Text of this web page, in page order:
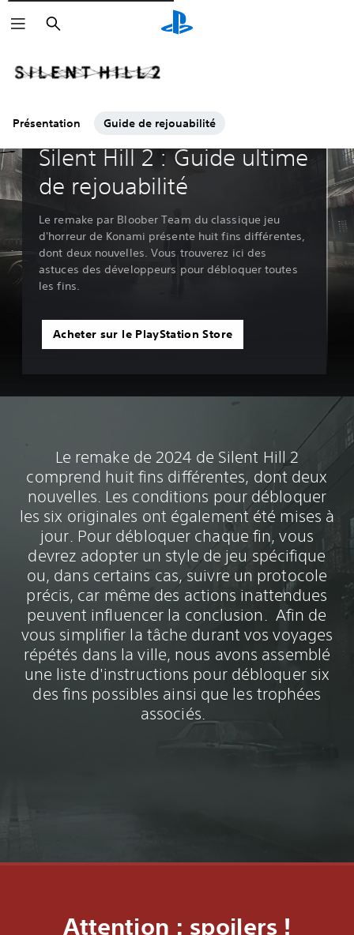
Rechercher
Présentation Guide de rejouabilité
Silent Hill 2 : Guide ultime
de rejouabilité
Le remake par Bloober Team du classique jeu
d'horreur de Konami présente huit fins différentes,
dont deux nouvelles. Vous trouverez ici des
astuces des développeurs pour débloquer toutes
les fins.
Acheter sur le PlayStation Store
Le remake de 2024 de Silent Hill 2
comprend huit fins différentes, dont deux
nouvelles. Les conditions pour débloquer
les six originales ont également été mises à
jour. Pour débloquer chaque fin, vous
devrez adopter un style de jeu spécifique
ou, dans certains cas, suivre un protocole
précis, car même des actions inattendues
peuvent influencer la conclusion.‎ Afin de
vous simplifier la tâche durant vos voyages
répétés dans la ville, nous avons assemblé
une liste d'instructions pour débloquer six
des fins possibles ainsi que les trophées
associés.‎
Attention : spoilers !‎